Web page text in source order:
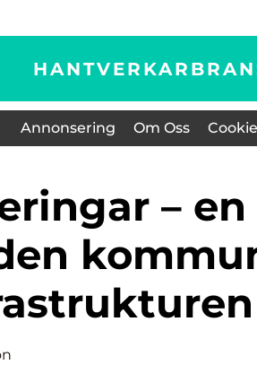
Annonsering Om Oss